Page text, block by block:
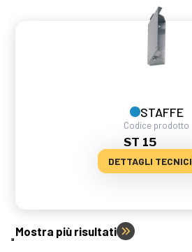
STAFFE
Codice prodotto
ST 15
DETTAGLI TECNICI
Mostra più risultati